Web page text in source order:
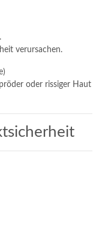
verursachen.
oder rissiger Haut